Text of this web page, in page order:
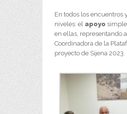
En todos los encuentros
niveles: el apoyo
en ellas, representando
Coordinadora de la
proyecto de Sijena 2023.